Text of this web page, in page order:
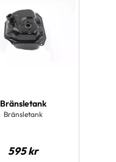
Bränsletank
Bränsletank
595kr